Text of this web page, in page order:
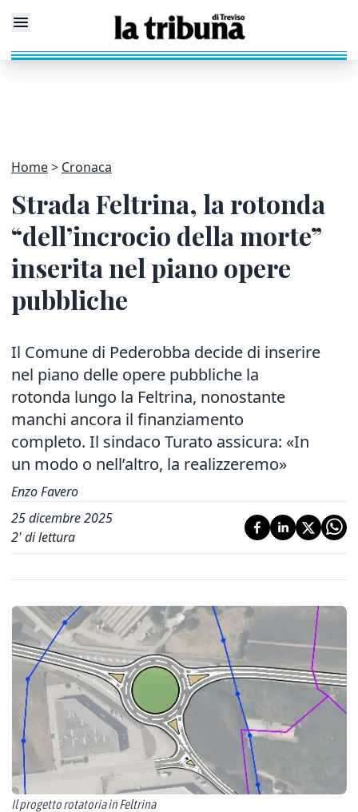
Home Cronaca
Strada Feltrina, la rotonda
“dell’incrocio della morte”
inserita nel piano opere
pubbliche
Il Comune di Pederobba decide di inserire
nel piano delle opere pubbliche la
rotonda lungo la Feltrina, nonostante
manchi ancora il finanziamento
completo. Il sindaco Turato assicura: «In
un modo o nell’altro, la realizzeremo»
Enzo Favero
25 dicembre 2025
2' di lettura
Il progetto rotatoria in Feltrina